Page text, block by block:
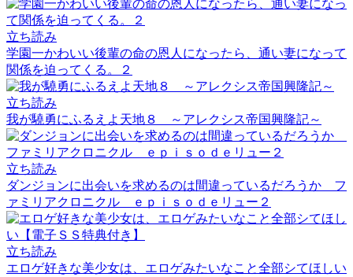
立ち読み
学園一かわいい後輩の命の恩人になったら、通い妻になって
関係を迫ってくる。２
立ち読み
我が驍勇にふるえよ天地８ ～アレクシス帝国興隆記～
立ち読み
ダンジョンに出会いを求めるのは間違っているだろうか フ
ァミリアクロニクル ｅｐｉｓｏｄｅリュー２
立ち読み
エロゲ好きな美少女は、エロゲみたいなこと全部シてほしい